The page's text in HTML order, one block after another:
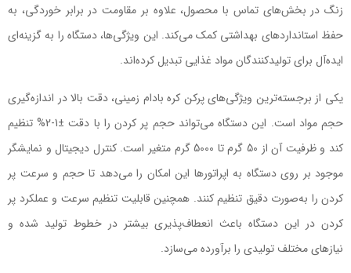
زنگ در بخش‌های تماس با محصول، علاوه بر مقاومت در برابر خوردگی، به
حفظ استانداردهای بهداشتی کمک می‌کند. این ویژگی‌ها، دستگاه را به گزینه‌ای
ایده‌آل برای تولیدکنندگان مواد غذایی تبدیل کرده‌اند.
یکی از برجسته‌ترین ویژگی‌های پرکن کره بادام زمینی، دقت بالا در اندازه‌گیری
حجم مواد است. این دستگاه می‌تواند حجم پر کردن را با دقت ±1-2% تنظیم
کند و ظرفیت آن از 50 گرم تا 5000 گرم متغیر است. کنترل دیجیتال و نمایشگر
موجود بر روی دستگاه به اپراتورها این امکان را می‌دهد تا حجم و سرعت پر
کردن را به‌صورت دقیق تنظیم کنند. همچنین قابلیت تنظیم سرعت و عملکرد پر
کردن در این دستگاه باعث انعطاف‌پذیری بیشتر در خطوط تولید شده و
نیازهای مختلف تولیدی را برآورده می‌سازد.